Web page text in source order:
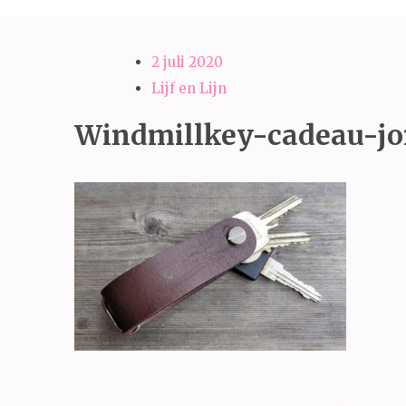
2 juli 2020
Lijf en Lijn
Windmillkey-cadeau-